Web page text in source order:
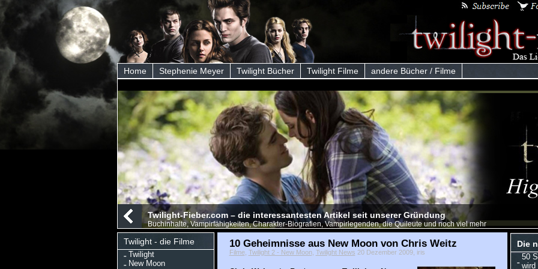
Home Stephenie Meyer Twilight Bücher Twilight Filme andere Bücher / Filme
Twilight-Fieber.com – die interessantesten Artikel seit unserer Gründung
Buchinhalte, Vampirfähigkeiten, Charakter-Biografien, Vampirlegenden, die Quileute und noch viel mehr
Twilight - die Filme
Twilight
New Moon
10 Geheimnisse aus New Moon von Chris Weitz
Filme, Twilight 2 - New Moon, Twilight News 20 Dezember 2009, iris
Die
50
wird